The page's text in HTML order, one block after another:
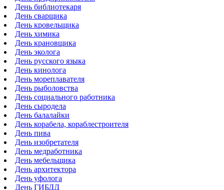
День библиотекаря
День сварщика
День кровельщика
День химика
День крановщика
День эколога
День русского языка
День кинолога
День мореплавателя
День рыболовства
День социального работника
День сыродела
День балалайки
День корабела, кораблестроителя
День пива
День изобретателя
День медработника
День мебельщика
День архитектора
День уфолога
День ГИБДД